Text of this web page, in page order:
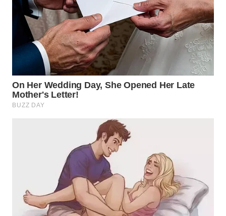
WN
TAPANULI
SELATAN
TANJUNG
LESUNG
WN
LABUHANBATU